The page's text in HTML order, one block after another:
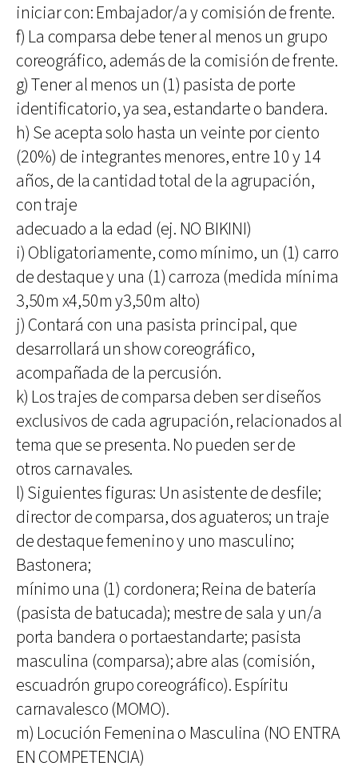
iniciar con: Embajador/a y comisión de frente.
f) La comparsa debe tener al menos un grupo
coreográfico, además de la comisión de frente.
g) Tener al menos un (1) pasista de porte
identificatorio, ya sea, estandarte o bandera.
h) Se acepta solo hasta un veinte por ciento
(20%) de integrantes menores, entre 10 y 14
años, de la cantidad total de la agrupación,
con traje
adecuado a la edad (ej. NO BIKINI)
i) Obligatoriamente, como mínimo, un (1) carro
de destaque y una (1) carroza (medida mínima
3,50m x4,50m y3,50m alto)
j) Contará con una pasista principal, que
desarrollará un show coreográfico,
acompañada de la percusión.
k) Los trajes de comparsa deben ser diseños
exclusivos de cada agrupación, relacionados al
tema que se presenta. No pueden ser de
otros carnavales.
l) Siguientes figuras: Un asistente de desfile;
director de comparsa, dos aguateros; un traje
de destaque femenino y uno masculino;
Bastonera;
mínimo una (1) cordonera; Reina de batería
(pasista de batucada); mestre de sala y un/a
porta bandera o portaestandarte; pasista
masculina (comparsa); abre alas (comisión,
escuadrón grupo coreográfico). Espíritu
carnavalesco (MOMO).
m) Locución Femenina o Masculina (NO ENTRA
EN COMPETENCIA)